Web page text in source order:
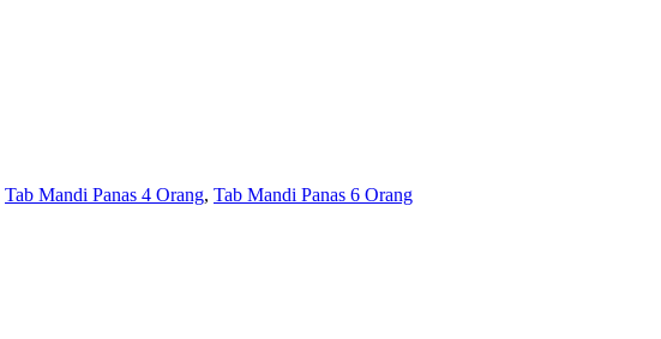
Tab Mandi Panas 4 Orang, Tab Mandi Panas 6 Orang